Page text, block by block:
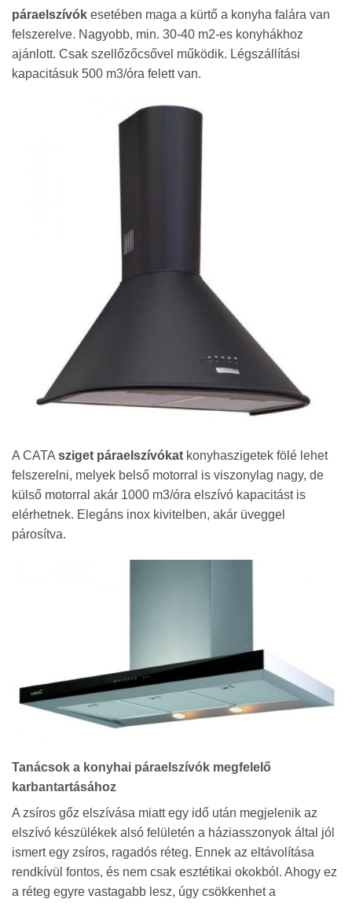
páraelszívók esetében maga a kürtő a konyha falára van
felszerelve. Nagyobb, min. 30-40 m2-es konyhákhoz
ajánlott. Csak szellőzőcsővel működik. Légszállítási
kapacitásuk 500 m3/óra felett van.
A CATA sziget páraelszívókat konyhaszigetek fölé lehet
felszerelni, melyek belső motorral is viszonylag nagy, de
külső motorral akár 1000 m3/óra elszívó kapacitást is
elérhetnek. Elegáns inox kivitelben, akár üveggel
párosítva.
Tanácsok a konyhai páraelszívók megfelelő
karbantartásához
A zsíros gőz elszívása miatt egy idő után megjelenik az
elszívó készülékek alsó felületén a háziasszonyok által jól
ismert egy zsíros, ragadós réteg. Ennek az eltávolítása
rendkívül fontos, és nem csak esztétikai okokból. Ahogy ez
a réteg egyre vastagabb lesz, úgy csökkenhet a